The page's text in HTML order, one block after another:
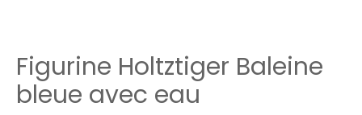
Figurine Holtztiger Baleine
bleue avec eau